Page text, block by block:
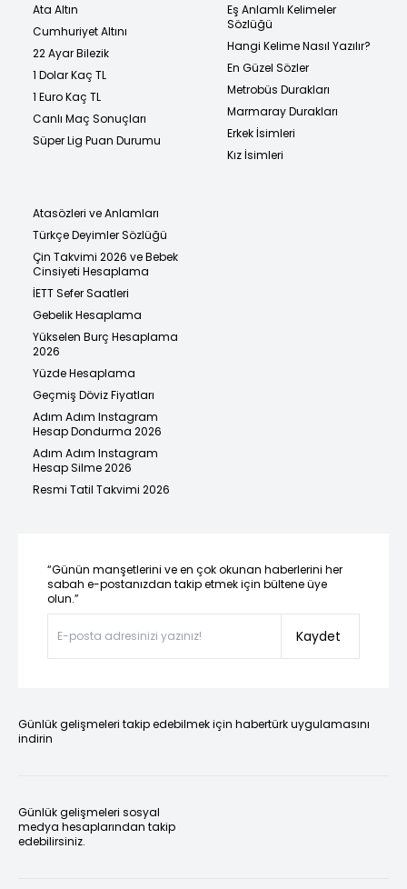
Ata Altın
Cumhuriyet Altını
22 Ayar Bilezik
1 Dolar Kaç TL
1 Euro Kaç TL
Canlı Maç Sonuçları
Süper Lig Puan Durumu
Eş Anlamlı Kelimeler
Sözlüğü
Hangi Kelime Nasıl Yazılır?
En Güzel Sözler
Metrobüs Durakları
Marmaray Durakları
Erkek İsimleri
Kız İsimleri
Atasözleri ve Anlamları
Türkçe Deyimler Sözlüğü
Çin Takvimi 2026 ve Bebek
Cinsiyeti Hesaplama
İETT Sefer Saatleri
Gebelik Hesaplama
Yükselen Burç Hesaplama
2026
Yüzde Hesaplama
Geçmiş Döviz Fiyatları
Adım Adım Instagram
Hesap Dondurma 2026
Adım Adım Instagram
Hesap Silme 2026
Resmi Tatil Takvimi 2026
“Günün manşetlerini ve en çok okunan haberlerini her
sabah e-postanızdan takip etmek için bültene üye
olun.”
Kaydet
Günlük gelişmeleri takip edebilmek için habertürk uygulamasını
indirin
Günlük gelişmeleri sosyal
medya hesaplarından takip
edebilirsiniz.